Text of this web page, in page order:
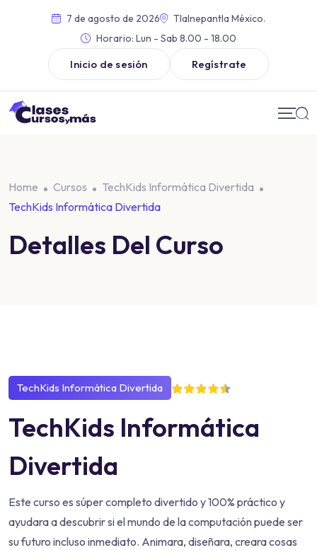
7 de agosto de 2026
Tlalnepantla México.
Horario: Lun - Sab 8.00 - 18.00
Inicio de sesión Regístrate
Home Cursos
TechKids Informática Divertida
TechKids Informática Divertida
Detalles Del Curso
TechKids Informática Divertida
TechKids Informática
Divertida
Este curso es súper completo divertido y 100% práctico y
ayudara a descubrir si el mundo de la computación puede ser
su futuro incluso inmediato. Animara, diseñara, creara cosas